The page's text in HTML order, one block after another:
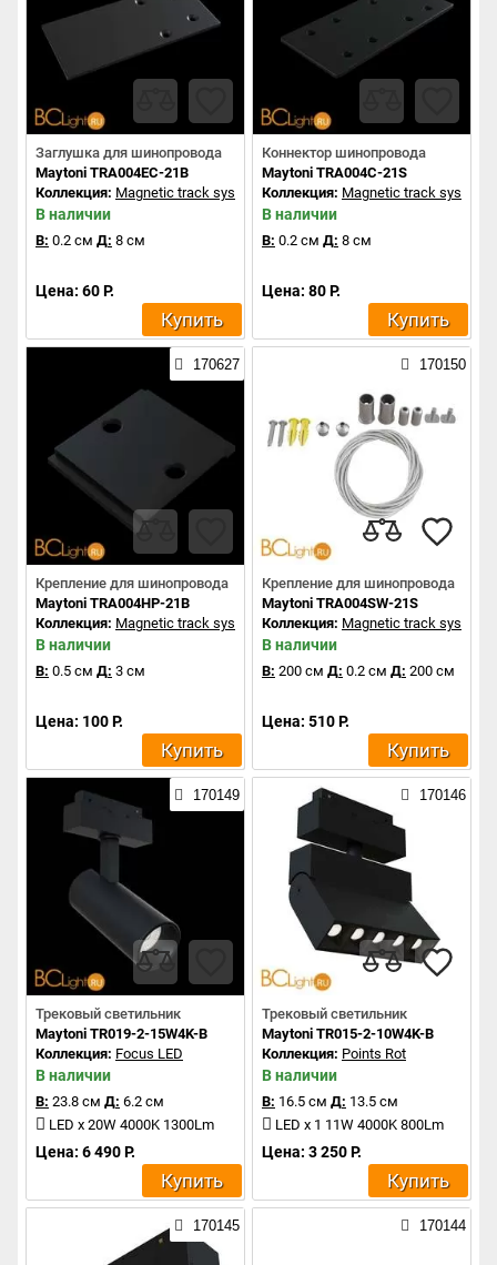
Заглушка для шинопровода
Maytoni TRA004EC-21B
Коллекция: Magnetic track system
В наличии
В: 0.2 см Д: 8 см
Цена: 60 Р.
Купить
Коннектор шинопровода
Maytoni TRA004C-21S
Коллекция: Magnetic track system
В наличии
В: 0.2 см Д: 8 см
Цена: 80 Р.
Купить
170627
Крепление для шинопровода
Maytoni TRA004HP-21B
Коллекция: Magnetic track system
В наличии
В: 0.5 см Д: 3 см
Цена: 100 Р.
Купить
170150
Крепление для шинопровода
Maytoni TRA004SW-21S
Коллекция: Magnetic track system
В наличии
В: 200 см Д: 0.2 см Д: 200 см
Цена: 510 Р.
Купить
170149
Трековый светильник
Maytoni TR019-2-15W4K-B
Коллекция: Focus LED
В наличии
В: 23.8 см Д: 6.2 см
LED x 20W 4000K 1300Lm
Цена: 6 490 Р.
Купить
170146
Трековый светильник
Maytoni TR015-2-10W4K-B
Коллекция: Points Rot
В наличии
В: 16.5 см Д: 13.5 см
LED x 1 11W 4000K 800Lm
Цена: 3 250 Р.
Купить
170145 170144